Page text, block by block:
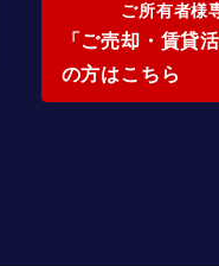
ご所有者様
「ご売却・賃貸
の方はこちら